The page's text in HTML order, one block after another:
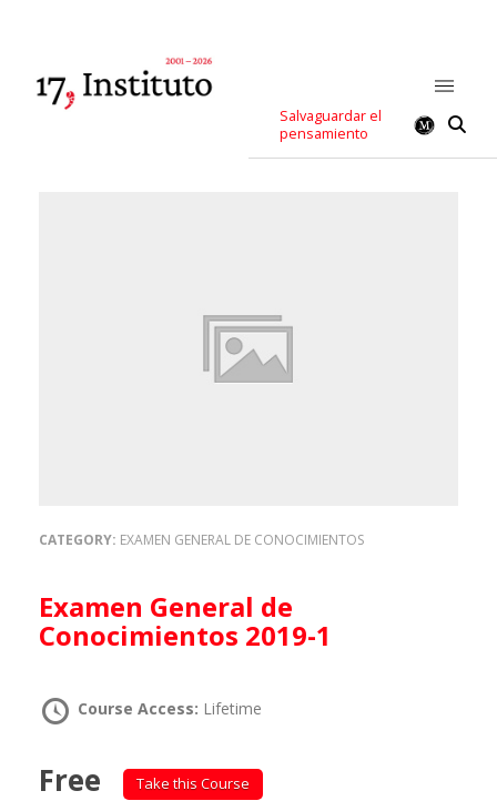
Salvaguardar el
pensamiento
CATEGORY: EXAMEN GENERAL DE CONOCIMIENTOS
Examen General de
Conocimientos 2019-1
Course Access: Lifetime
Free Take this Course